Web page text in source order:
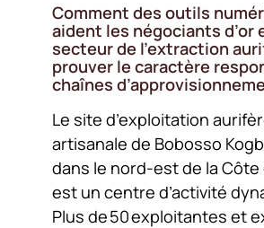
Comment des outils
aident les négociants d’or
secteur de l’extraction
prouver le caractère
chaînes
Le site d’exploitation
artisanale de Bobosso
dans le nord-est de la Côte
est un centre d’activité
Plus de 50 exploitantes et